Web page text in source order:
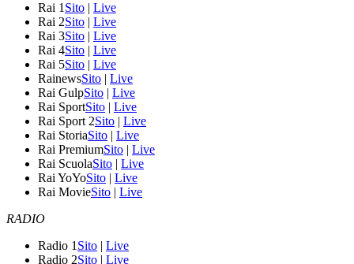
Rai 1 Sito | Live
Rai 2Sito | Live
Rai 3Sito | Live
Rai 4Sito | Live
Rai 5Sito | Live
RainewsSito | Live
Rai GulpSito | Live
Rai SportSito | Live
Rai Sport 2Sito | Live
Rai StoriaSito | Live
Rai PremiumSito | Live
Rai ScuolaSito | Live
Rai YoYoSito | Live
Rai MovieSito | Live
RADIO
Radio 1 Sito | Live
Radio 2Sito | Live